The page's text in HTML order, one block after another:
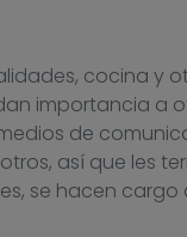
cocina y
importancia a
de
así que les
se hacen cargo